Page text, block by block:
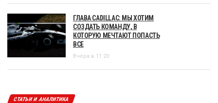
ГЛАВА CADILLAC: МЫ ХОТИМ
СОЗДАТЬ КОМАНДУ, В
КОТОРУЮ МЕЧТАЮТ ПОПАСТЬ
ВСЕ
Вчера в 11:20
СТАТЬИ И АНАЛИТИКА